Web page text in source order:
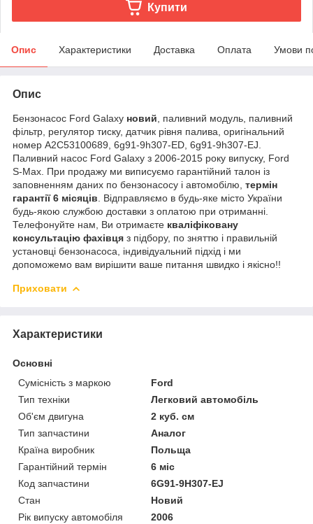
Купити
Опис Характеристики Доставка Оплата Умови
Опис
Бензонасос Ford Galaxy новий , паливний модуль, паливний
фільтр, регулятор тиску, датчик рівня палива, оригінальний
номер A2C53100689, 6g91-9h307-ED, 6g91-9h307-EJ.
Паливний насос Ford Galaxy з 2006-2015 року випуску, Ford
S-Max. При продажу ми виписуємо гарантійний талон із
заповненням даних по бензонасосу і автомобілю, термін
гарантії 6 місяців . Відправляємо в будь-яке місто України
будь-якою службою доставки з оплатою при отриманні.
Телефонуйте нам, Ви отримаєте кваліфіковану
консультацію фахівця з підбору, по зняттю і правильній
установці бензонасоса, індивідуальний підхід і ми
допоможемо вам вирішити ваше питання швидко і якісно!!
Приховати
Характеристики
Основні
Сумісність з маркою
Ford
Тип техніки
Легковий автомобіль
Об'єм двигуна
2 куб. см
Тип запчастини
Аналог
Країна виробник
Польща
Гарантійний термін
6 міс
Код запчастини
6G91-9H307-EJ
Стан
Новий
Рік випуску автомобіля
2006